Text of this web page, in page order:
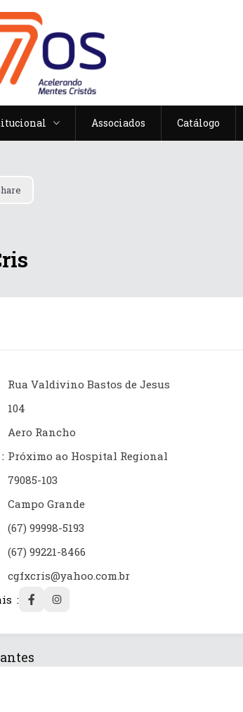
Associados Catálogo
Rua Valdivino Bastos de Jesus
104
Aero Rancho
Próximo ao Hospital Regional
79085-103
Campo Grande
(67) 99998-5193
(67) 99221-8466
cgfxcris@yahoo.com.br